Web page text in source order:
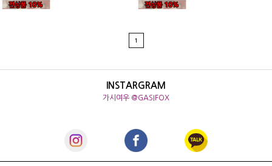
1
INSTARGRAM
가시여우 @GASIFOX